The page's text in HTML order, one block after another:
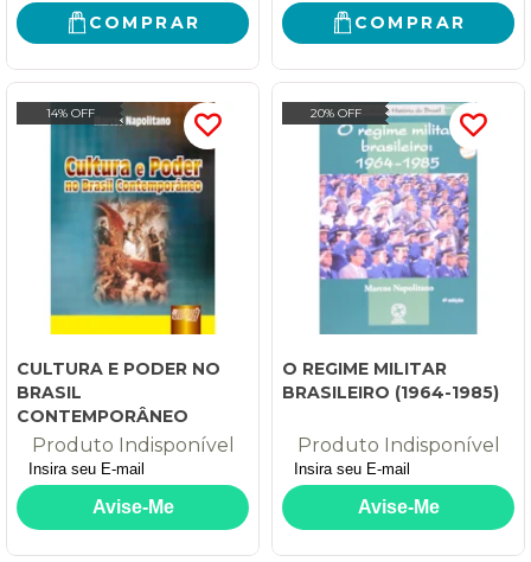
COMPRAR COMPRAR
14% OFF
CULTURA E PODER NO
BRASIL
CONTEMPORÂNEO
Produto Indisponível
20% OFF
O REGIME MILITAR
BRASILEIRO (1964-1985)
Produto Indisponível